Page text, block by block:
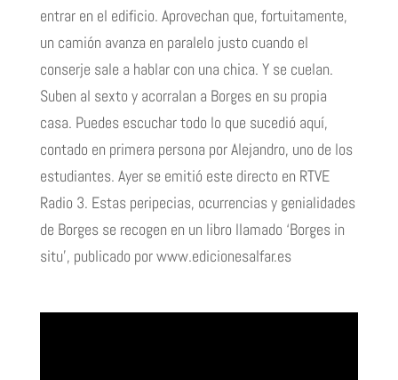
entrar en el edificio. Aprovechan que, fortuitamente,
un camión avanza en paralelo justo cuando el
conserje sale a hablar con una chica. Y se cuelan.
Suben al sexto y acorralan a Borges en su propia
casa. Puedes escuchar todo lo que sucedió aquí,
contado en primera persona por Alejandro, uno de los
estudiantes. Ayer se emitió este directo en RTVE
Radio 3. Estas peripecias, ocurrencias y genialidades
de Borges se recogen en un libro llamado ‘Borges in
situ’, publicado por www.edicionesalfar.es